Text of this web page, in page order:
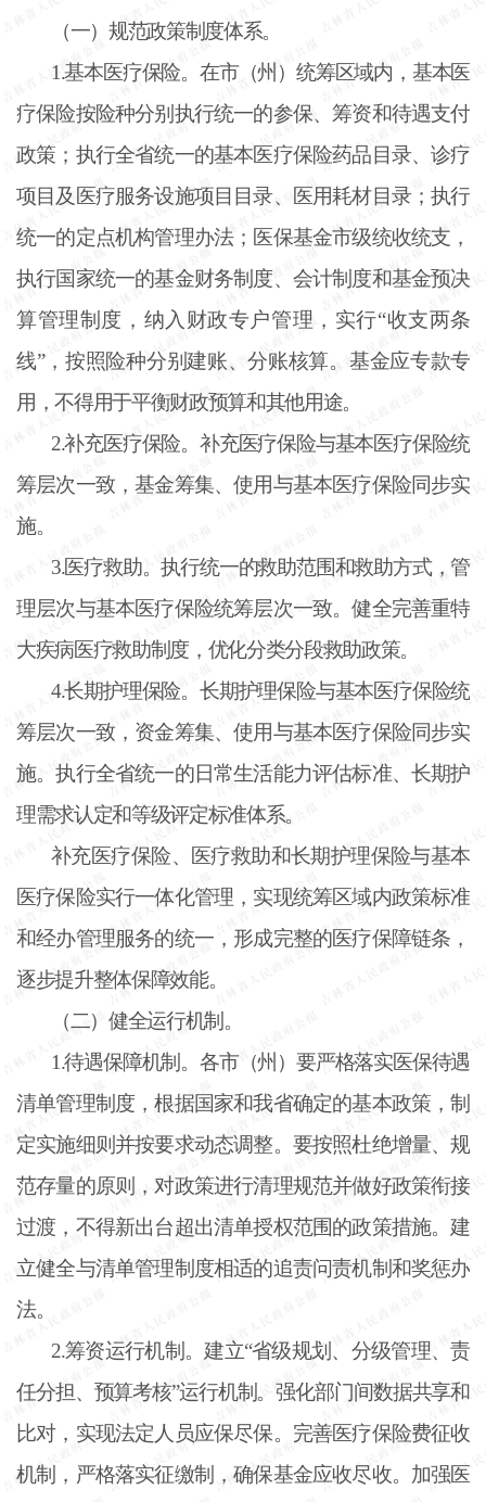
（一）规范政策制度体系。
1.基本医疗保险。在市（州）统筹区域内，基本医
疗保险按险种分别执行统一的参保、筹资和待遇支付
政策；执行全省统一的基本医疗保险药品目录、诊疗
项目及医疗服务设施项目目录、医用耗材目录；执行
统一的定点机构管理办法；医保基金市级统收统支，
执行国家统一的基金财务制度、会计制度和基金预决
算管理制度，纳入财政专户管理，实行“收支两条
线”，按照险种分别建账、分账核算。基金应专款专
用，不得用于平衡财政预算和其他用途。
2.补充医疗保险。补充医疗保险与基本医疗保险统
筹层次一致，基金筹集、使用与基本医疗保险同步实
施。
3.医疗救助。执行统一的救助范围和救助方式，管
理层次与基本医疗保险统筹层次一致。健全完善重特
大疾病医疗救助制度，优化分类分段救助政策。
4.长期护理保险。长期护理保险与基本医疗保险统
筹层次一致，资金筹集、使用与基本医疗保险同步实
施。执行全省统一的日常生活能力评估标准、长期护
理需求认定和等级评定标准体系。
补充医疗保险、医疗救助和长期护理保险与基本
医疗保险实行一体化管理，实现统筹区域内政策标准
和经办管理服务的统一，形成完整的医疗保障链条，
逐步提升整体保障效能。
（二）健全运行机制。
1.待遇保障机制。各市（州）要严格落实医保待遇
清单管理制度，根据国家和我省确定的基本政策，制
定实施细则并按要求动态调整。要按照杜绝增量、规
范存量的原则，对政策进行清理规范并做好政策衔接
过渡，不得新出台超出清单授权范围的政策措施。建
立健全与清单管理制度相适的追责问责机制和奖惩办
法。
2.筹资运行机制。建立“省级规划、分级管理、责
任分担、预算考核”运行机制。强化部门间数据共享和
比对，实现法定人员应保尽保。完善医疗保险费征收
机制，严格落实征缴制，确保基金应收尽收。加强医